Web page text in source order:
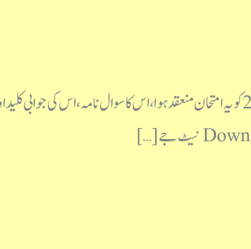
نیٹ جے آر ایف اردو جون 2023 سوالنامہ مع جوابی کلید بروز منگل بتاریخ 12 دسمبر2023 کو یہ امتحان منعقد ہوا، اس